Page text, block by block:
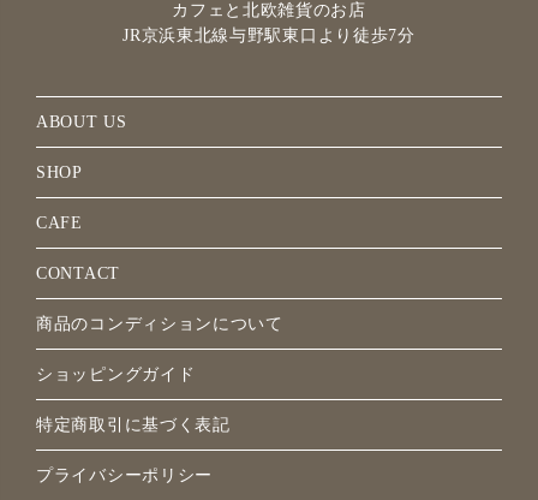
カフェと北欧雑貨のお店
JR京浜東北線与野駅東口より徒歩7分
ABOUT US
SHOP
CAFE
CONTACT
商品のコンディションについて
ショッピングガイド
特定商取引に基づく表記
プライバシーポリシー